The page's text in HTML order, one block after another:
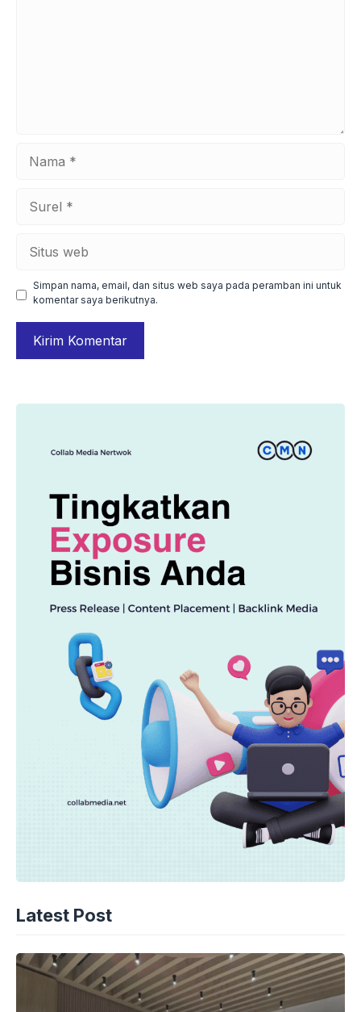
web
Simpan nama, email, dan situs web saya pada peramban ini untuk
komentar saya berikutnya.
Latest Post